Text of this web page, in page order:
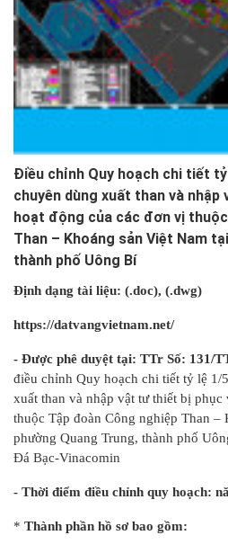
Điều chỉnh Quy hoạch chi tiết
chuyên dùng xuất than và
hoạt động của các đơn vị
Than – Khoáng sản Việt Nam
thành phố Uông Bí
Định dạng tài liệu: (.doc), (.dwg)
https://datvangvietnam.net/
- Được phê duyệt tại: TTr Số: 131/
điều chỉnh Quy hoạch chi tiết tỷ lệ 1/
xuất than và nhập vật tư thiết bị
thuộc Tập đoàn Công nghiệp Than –
phường Quang Trung, thành phố
Đá Bạc-Vinacomin
- Thời điểm điều chỉnh quy hoạch:
* Thành phần hồ sơ bao gồm: